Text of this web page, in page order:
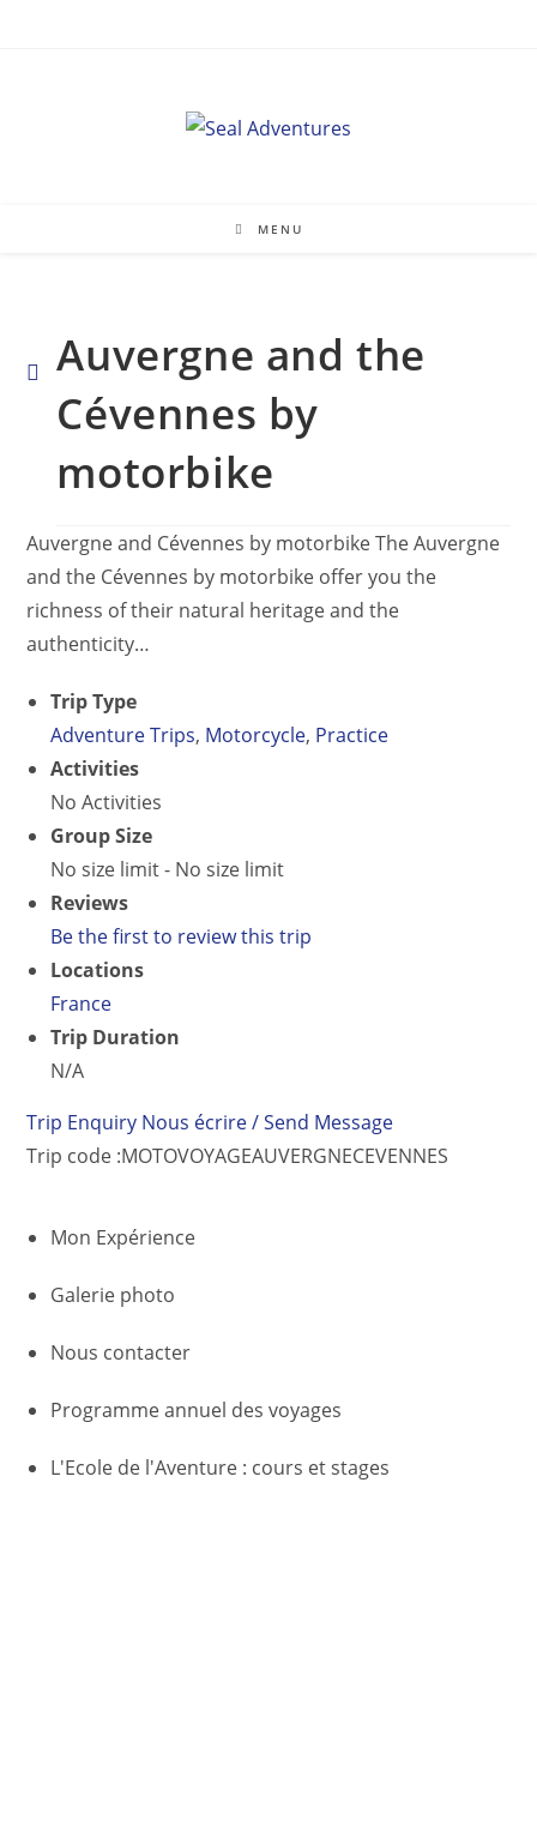
MENU
Auvergne and the
Cévennes by
motorbike
Auvergne and Cévennes by motorbike The Auvergne
and the Cévennes by motorbike offer you the
richness of their natural heritage and the
authenticity…
Trip Type
Adventure Trips, Motorcycle, Practice
Activities
No Activities
Group Size
No size limit - No size limit
Reviews
Be the first to review this trip
Locations
France
Trip Duration
N/A
Trip Enquiry Nous écrire / Send Message
Trip code :MOTOVOYAGEAUVERGNECEVENNES
Mon Expérience
Galerie photo
Nous contacter
Programme annuel des voyages
L'Ecole de l'Aventure : cours et stages